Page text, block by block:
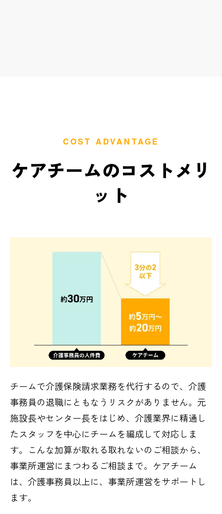
COST ADVANTAGE
ケアチームのコストメリ
ット
チームで介護保険請求業務を代行するので、介護
事務員の退職にともなうリスクがありません。元
施設長やセンター長をはじめ、介護業界に精通し
たスタッフを中心にチームを編成して対応しま
す。こんな加算が取れる取れないのご相談から、
事業所運営にまつわるご相談まで。ケアチーム
は、介護事務員以上に、事業所運営をサポートし
ます。